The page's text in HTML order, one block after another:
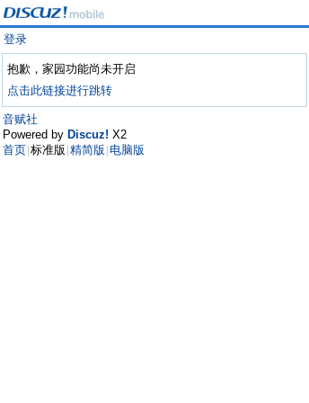
登录
抱歉，家园功能尚未开启
点击此链接进行跳转
音赋社
Powered by Discuz! X2
首页 标准版 精简版 电脑版